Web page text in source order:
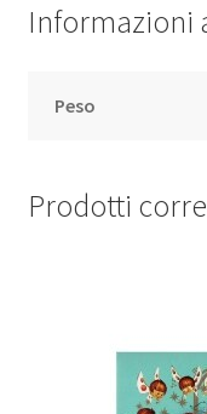
Informazioni
Peso
Prodotti